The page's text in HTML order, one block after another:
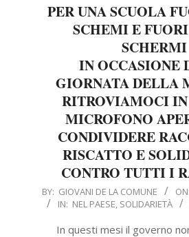
PER UNA SCUOLA
SCHEMI E
SCHERMI
IN OCCASIONE
GIORNATA DELLA
RITROVIAMOCI
MICROFONO
CONDIVIDERE
RISCATTO E
CONTRO TUTTI I
2021-
01-
BY: GIOVANI DE LA COMUNE ON:
IN: NEL PAESE, SOLIDARIETÀ
In questi mesi il governo